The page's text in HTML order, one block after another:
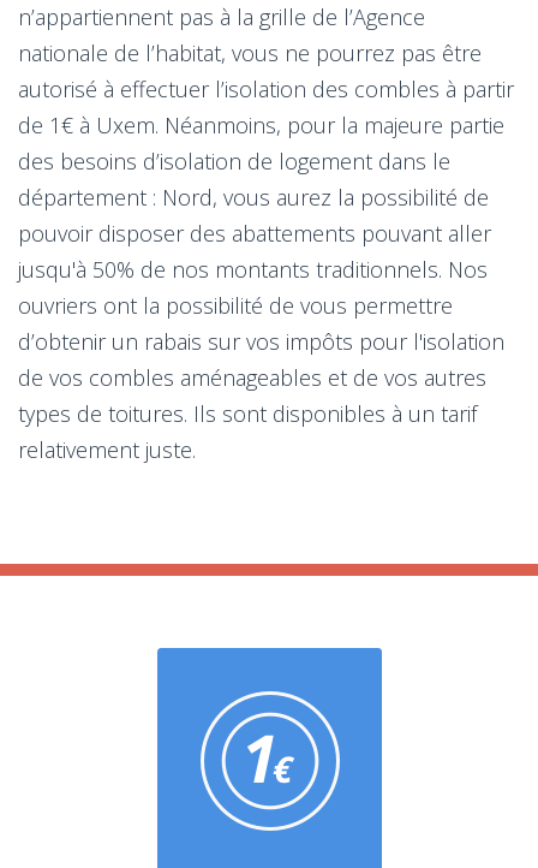
n’appartiennent pas à la grille de l’Agence
nationale de l’habitat, vous ne pourrez pas être
autorisé à effectuer l’isolation des combles à partir
de 1€ à Uxem. Néanmoins, pour la majeure partie
des besoins d’isolation de logement dans le
département : Nord, vous aurez la possibilité de
pouvoir disposer des abattements pouvant aller
jusqu'à 50% de nos montants traditionnels. Nos
ouvriers ont la possibilité de vous permettre
d’obtenir un rabais sur vos impôts pour l'isolation
de vos combles aménageables et de vos autres
types de toitures. Ils sont disponibles à un tarif
relativement juste.